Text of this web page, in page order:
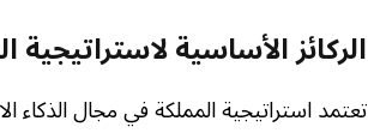
الركائز الأساسية
تعتمد استراتيجية المملكة في مجال